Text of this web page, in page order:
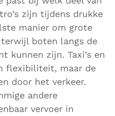
zijn tijdens drukke
manier om grote
boten langs de
kunnen zijn. Taxi’s en
flexibiliteit, maar de
door het verkeer.
andere
vervoer in